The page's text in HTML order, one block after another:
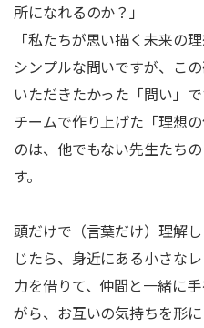
所になれるのか？」
「私たちが思い描く未来の
シンプルな問いですが、こ
いただきたかった「問い」で
チームで作り上げた「理想
のは、他でもない先生たち
す。
頭だけで（言葉だけ）理解
じたら、身近にある小さな
力を借りて、仲間と一緒に
がら、お互いの気持ちを形